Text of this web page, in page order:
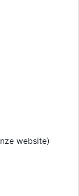
website)